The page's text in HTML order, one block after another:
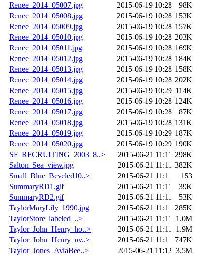
Renee_2014_05007.jpg
2015-06-19 10:28
98K
Renee_2014_05008.jpg
2015-06-19 10:28 153K
Renee_2014_05009.jpg
2015-06-19 10:28 157K
Renee_2014_05010.jpg
2015-06-19 10:28 203K
Renee_2014_05011.jpg
2015-06-19 10:28 169K
Renee_2014_05012.jpg
2015-06-19 10:28 184K
Renee_2014_05013.jpg
2015-06-19 10:28 158K
Renee_2014_05014.jpg
2015-06-19 10:28 202K
Renee_2014_05015.jpg
2015-06-19 10:29 114K
Renee_2014_05016.jpg
2015-06-19 10:28 124K
Renee_2014_05017.jpg
2015-06-19 10:28
87K
Renee_2014_05018.jpg
2015-06-19 10:28 131K
Renee_2014_05019.jpg
2015-06-19 10:29 187K
Renee_2014_05020.jpg
2015-06-19 10:29 190K
SF_RECRUITING_2003_8..>
2015-06-21 11:11 298K
Salton_Sea_view.jpg
2015-06-21 11:11 382K
Small_Blue_Beveled10..>
2015-06-21 11:11
153
SummaryRD1.gif
2015-06-21 11:11
39K
SummaryRD2.gif
2015-06-21 11:11
53K
TaylorMaryLily_1990.jpg
2015-06-21 11:11 285K
TaylorStore_labeled_..>
2015-06-21 11:11
1.0M
Taylor_John_Henry_ho..>
2015-06-21 11:11
1.9M
Taylor_John_Henry_ov..>
2015-06-21 11:11 747K
Taylor_Jones_AviaBee..>
2015-06-21 11:12 3.5M